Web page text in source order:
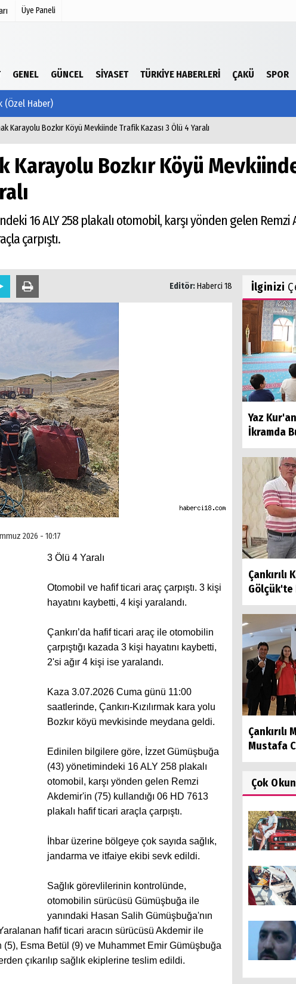
Üye Paneli
GENEL GÜNCEL SIYASET TÜRKIYE HABERLERI ÇAKÜ SPOR
Köşe Yazarları
Video Galeri
(Özel Haber)
Karayolu Bozkır Köyü Mevkiinde Trafik Kazası 3 Ölü 4 Yaralı
Karayolu Bozkır Köyü
16 ALY 258 plakalı otomobil, karşı yönden gelen Remzi
çarpıştı.
Editör:Haberci 18
2026 - 10:17
3 Ölü 4 Yaralı
Otomobil ve hafif ticari araç çarpıştı. 3 kişi
hayatını kaybetti, 4 kişi yaralandı.
Çankırı’da hafif ticari araç ile otomobilin
çarpıştığı kazada 3 kişi hayatını kaybetti,
2'si ağır 4 kişi ise yaralandı.
Kaza 3.07.2026 Cuma günü 11:00
saatlerinde, Çankırı-Kızılırmak kara yolu
Bozkır köyü mevkisinde meydana geldi.
Edinilen bilgilere göre, İzzet Gümüşbuğa
(43) yönetimindeki 16 ALY 258 plakalı
otomobil, karşı yönden gelen Remzi
Akdemir'in (75) kullandığı 06 HD 7613
plakalı hafif ticari araçla çarpıştı.
İhbar üzerine bölgeye çok sayıda sağlık,
jandarma ve itfaiye ekibi sevk edildi.
Sağlık görevlilerinin kontrolünde,
otomobilin sürücüsü Gümüşbuğa ile
yanındaki Hasan Salih Gümüşbuğa'nın
hafif ticari aracın sürücüsü Akdemir ile
Esma Betül (9) ve Muhammet Emir Gümüşbuğa
çıkarılıp sağlık ekiplerine teslim edildi.
İlginizi
Yaz
İkramda
Gölçük'te
Mustafa
Çok